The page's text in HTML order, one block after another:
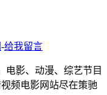
-给我留言
电影、动漫、综艺节目
频电影网站尽在策驰